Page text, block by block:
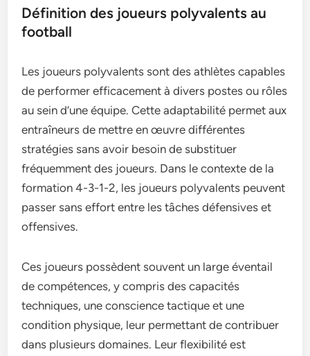
Définition des joueurs polyvalents au
football
Les joueurs polyvalents sont des athlètes capables
de performer efficacement à divers postes ou rôles
au sein d’une équipe. Cette adaptabilité permet aux
entraîneurs de mettre en œuvre différentes
stratégies sans avoir besoin de substituer
fréquemment des joueurs. Dans le contexte de la
formation 4-3-1-2, les joueurs polyvalents peuvent
passer sans effort entre les tâches défensives et
offensives.
Ces joueurs possèdent souvent un large éventail
de compétences, y compris des capacités
techniques, une conscience tactique et une
condition physique, leur permettant de contribuer
dans plusieurs domaines. Leur flexibilité est